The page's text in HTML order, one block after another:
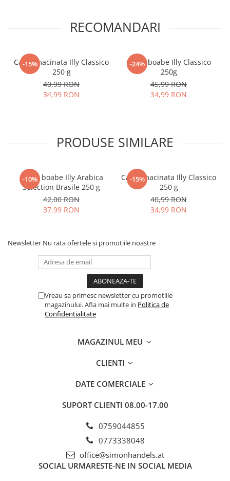
RECOMANDARI
-15%
Cafea macinata Illy Classico
250 g
40,99 RON
34,99 RON
-24%
Cafea boabe Illy Classico
250g
45,99 RON
34,99 RON
PRODUSE SIMILARE
-10%
Cafea boabe Illy Arabica
Selection Brasile 250 g
42,00 RON
37,99 RON
-15%
Cafea macinata Illy Classico
250 g
40,99 RON
34,99 RON
Newsletter Nu rata ofertele si promotiile noastre
Vreau sa primesc newsletter cu promotiile
magazinului. Afla mai multe in Politica de
Confidentialitate
MAGAZINUL MEU
CLIENTI
DATE COMERCIALE
SUPORT CLIENTI 08.00-17.00
0759044855
0773338048
office@simonhandels.at
SOCIAL URMARESTE-NE IN SOCIAL MEDIA